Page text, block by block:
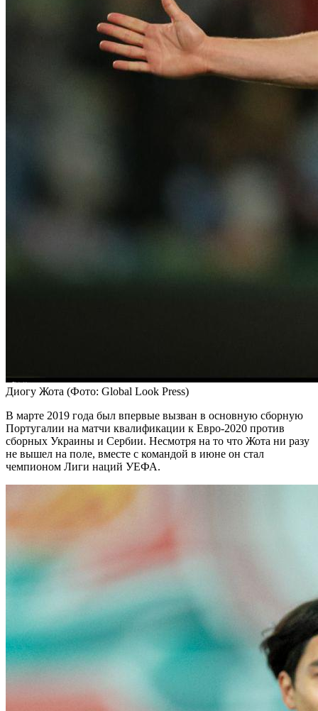
Диогу Жота (Фото: Global Look Press)
В марте 2019 года был впервые вызван в основную сборную
Португалии на матчи квалификации к Евро-2020 против
сборных Украины и Сербии. Несмотря на то что Жота ни разу
не вышел на поле, вместе с командой в июне он стал
чемпионом Лиги наций УЕФА.